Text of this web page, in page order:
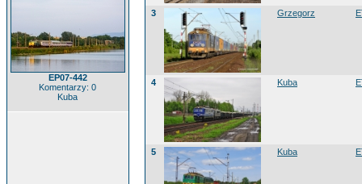
EP07-442
Komentarzy: 0
Kuba
3 Grzegorz
4 Kuba
5 Kuba